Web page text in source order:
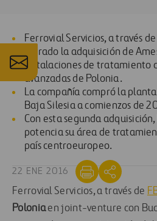
Ferrovial Servicios, a través
cerrado la adquisición de
instalaciones de tratamiento
avanzadas de Polonia.
La compañía compró la
Baja Silesia a comienzos de
Con esta segunda
potencia su área de
país centroeuropeo.
22 ENE 2016
Ferrovial Servicios, a través de
Poloniaen joint-venture con